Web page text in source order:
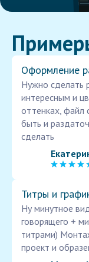
Оформление
Нужно сделать
интересным и
оттенках, файл
быть и
сделать
Титры и
Ну минутное
говорящего +
титрами)
проект и